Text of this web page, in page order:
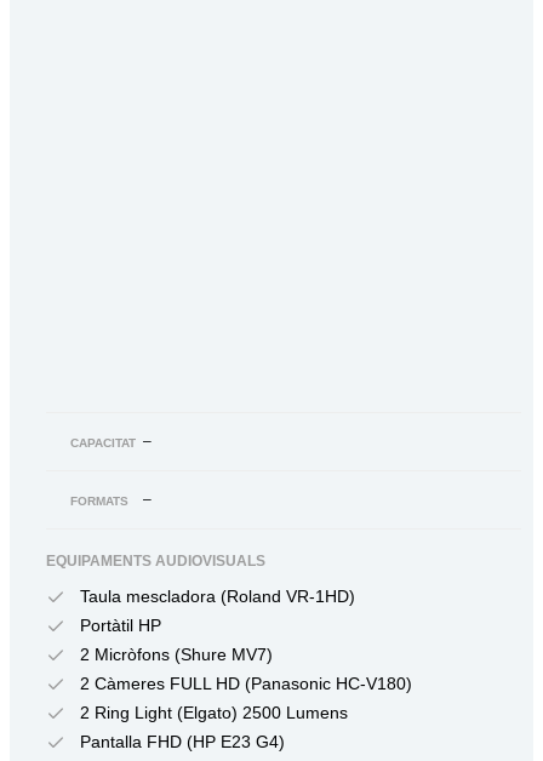
CAPACITAT –
FORMATS –
EQUIPAMENTS AUDIOVISUALS
Taula mescladora (Roland VR-1HD)
Portàtil HP
2 Micròfons (Shure MV7)
2 Càmeres FULL HD (Panasonic HC-V180)
2 Ring Light (Elgato) 2500 Lumens
Pantalla FHD (HP E23 G4)